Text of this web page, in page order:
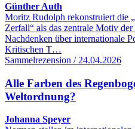
Günther Auth
Moritz Rudolph rekonstruiert die
Zerfall“ als das zentrale Motiv
Nachdenken über internationale
Kritischen T…
Sammelrezension / 24.04.2026
Alle Farben des
Weltordnung?
Johanna Speyer